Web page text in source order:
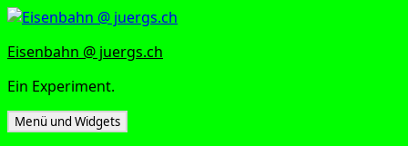
Zum
springen
Eisenbahn @ juergs.ch
Ein Experiment.
Menü und Widgets